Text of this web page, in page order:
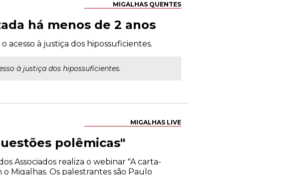
MIGALHAS QUENTES
há menos de 2 anos
acesso à justiça dos hipossuficientes.
à justiça dos hipossuficientes.
MIGALHAS LIVE
polêmicas"
Associados realiza o webinar "A carta-
Migalhas. Os palestrantes são Paulo